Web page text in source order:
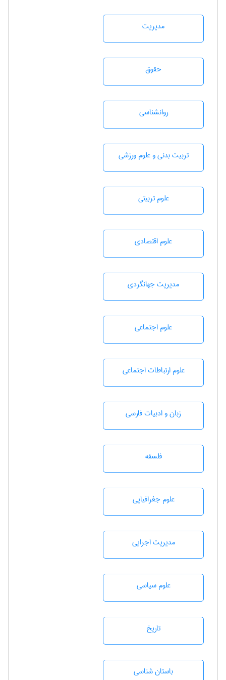
مديريت
حقوق
روانشناسی
تربيت بدنی و علوم ورزشی
علوم تربيتی
علوم اقتصادی
مديريت جهانگردی
علوم اجتماعی
علوم ارتباطات اجتماعی
زبان و ادبيات فارسی
فلسفه
علوم جغرافيايی
مديريت اجرايی
علوم سياسی
تاريخ
باستان شناسی